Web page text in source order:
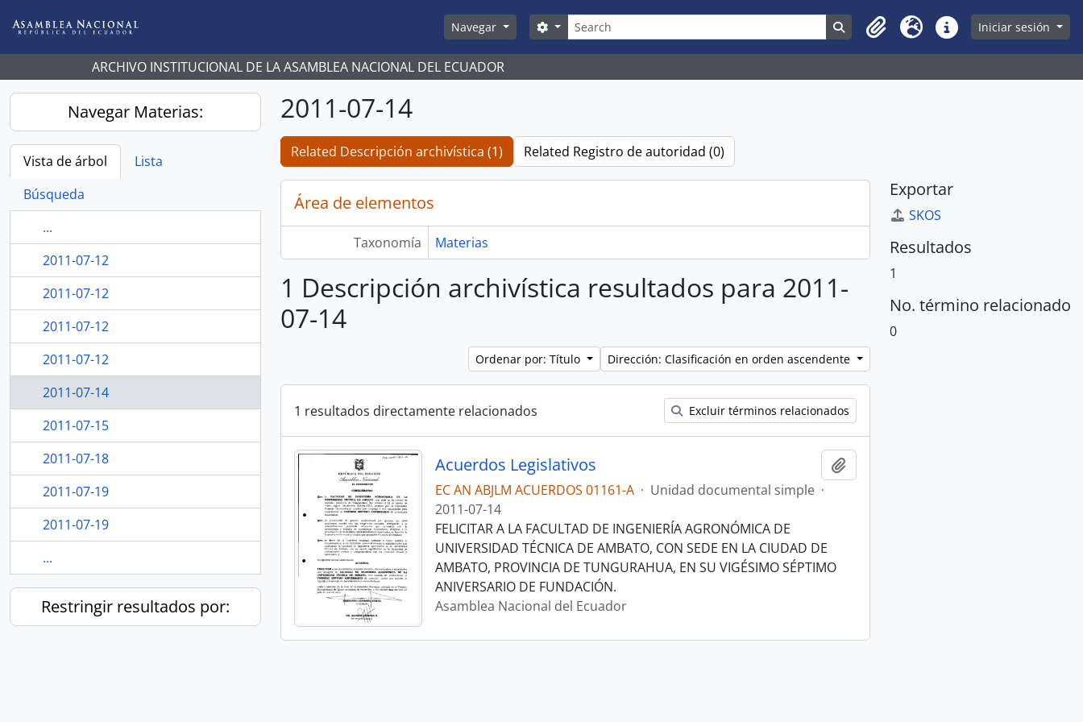
Navegar
Búsqueda
Search options Search in browse page
Clipboard
Idioma Enlaces rápidos
Iniciar sesión
ARCHIVO INSTITUCIONAL DE LA ASAMBLEA NACIONAL DEL ECUADOR
Navegar Materias:
Vista de árbol
Lista
Búsqueda
...
2011-07-12
2011-07-12
2011-07-12
2011-07-12
2011-07-14
2011-07-15
2011-07-18
2011-07-19
2011-07-19
...
Restringir resultados por:
2011-07-14
Related Descripción archivística (1) Related Registro de autoridad (0)
Área de elementos
Taxonomía Materias
1 Descripción archivística resultados para 2011-
07-14
Ordenar por: Título Dirección: Clasificación en orden ascendente
1 resultados directamente relacionados Excluir términos relacionados
Acuerdos Legislativos
EC AN ABJLM ACUERDOS 01161-A · Unidad documental simple ·
2011-07-14
FELICITAR A LA FACULTAD DE INGENIERÍA AGRONÓMICA DE
UNIVERSIDAD TÉCNICA DE AMBATO, CON SEDE EN LA CIUDAD DE
AMBATO, PROVINCIA DE TUNGURAHUA, EN SU VIGÉSIMO SÉPTIMO
ANIVERSARIO DE FUNDACIÓN.
Asamblea Nacional del Ecuador
Exportar
SKOS
Resultados
1
No. término relacionado
0